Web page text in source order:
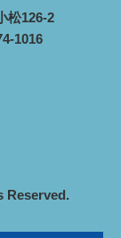
松126-2
1016
Reserved.